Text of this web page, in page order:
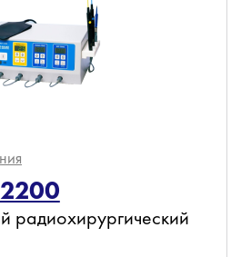
радиохирургический